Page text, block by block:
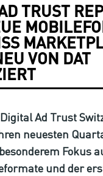
TRUST
VON DAT
Ad Trust
neuesten
Fokus
und der